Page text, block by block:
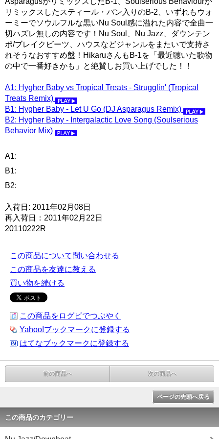
リミックスしたスティール・パン入りのB-2、いずれもウォ
ーミーでソウルフルな黒いNu Soul感に溢れた内容で全曲一
切ハズレ無しの内容です！Nu Soul、Nu Jazz、ダウンテン
ポ/ブレイクビーツ、ハウスなどジャンルをまたいで支持さ
れそうなおすすめ盤！HikaruさんもB-1を「最近聴いた歌物
の中で一番好きかも」と絶賛しお買い上げでした！！
A1: Hygher Baby vs Tropical Treats - Strugglin' (Tropical
Treats Remix)
B1: Hygher Baby - Let U Go (DJ Asparagus Remix)
B2: Hygher Baby - Intergalactic Love Song (Soulserious
Behavior Mix)
A1:
B1:
B2:
入荷日: 2011年02月08日
再入荷日：2011年02月22日
20110222R
この商品について問い合わせる
この商品を友達に教える
買い物を続ける
この商品をログピでつぶやく
Yahoo!ブックマークに登録する
はてなブックマークに登録する
前の商品へ 次の商品へ
ページの先頭へ戻る
この商品のカテゴリー